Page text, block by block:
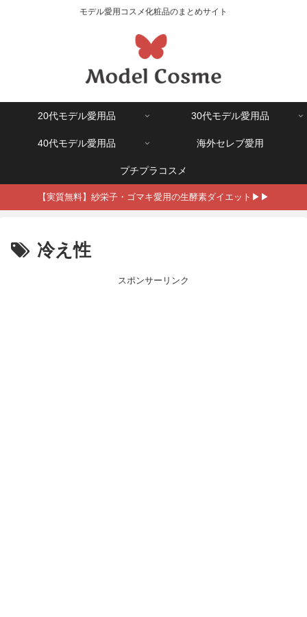
モデル愛用コスメ化粧品のまとめサイト
20代モデル愛用品 30代モデル愛用品
40代モデル愛用品 海外セレブ愛用
プチプラコスメ
【実質無料】紗栄子・ゴマキ愛用の生酵素ダイエット▶▶
冷え性
スポンサーリンク